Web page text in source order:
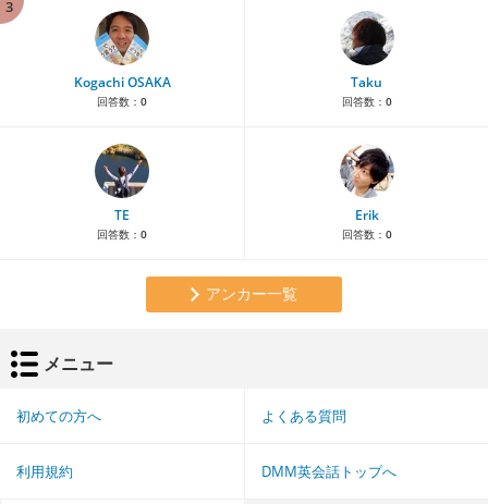
3
Kogachi OSAKA
回答数： 0
Taku
回答数： 0
TE
回答数： 0
Erik
回答数： 0
アンカー一覧
メニュー
初めての方へ よくある質問
利用規約 DMM英会話トップへ